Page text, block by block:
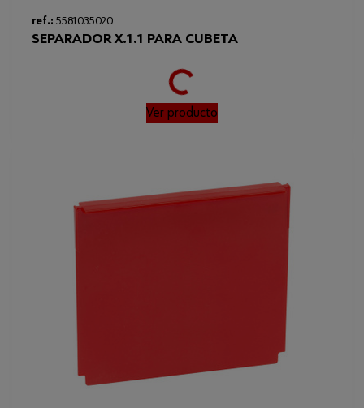
ref.: 5581035020
SEPARADOR X.1.1 PARA CUBETA
Loading...
Ver producto